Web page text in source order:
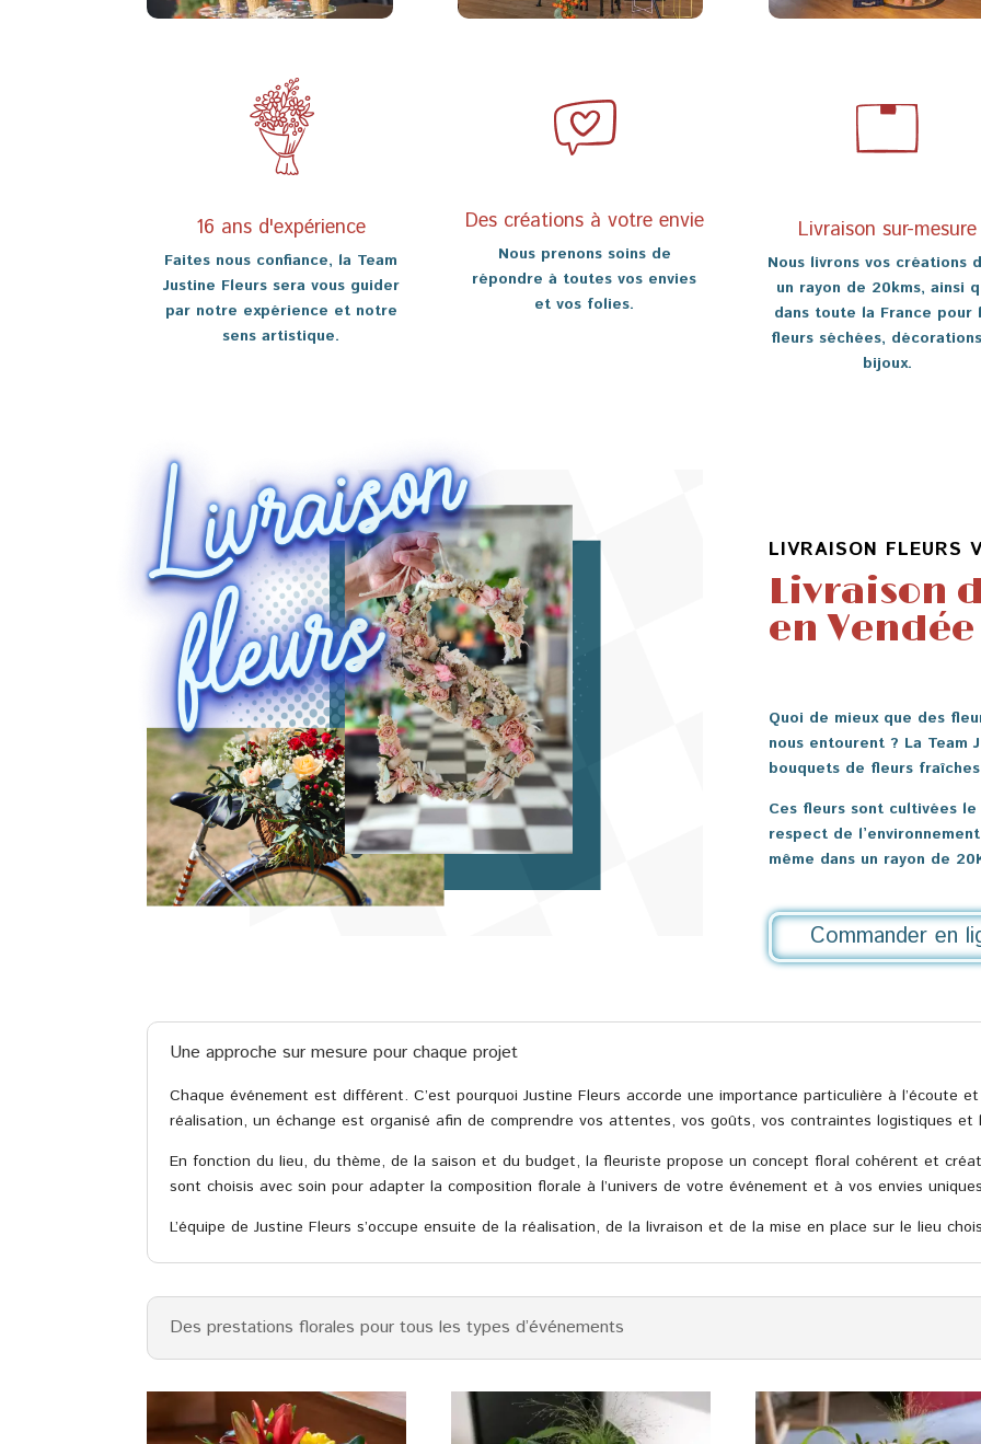
16 ans d'expérience
Faites nous confiance, la Team
Justine Fleurs sera vous guider
par notre expérience et notre
sens artistique.
Des créations à votre envie
Nous prenons soins de
répondre à toutes vos envies
et vos folies.
Livraison sur-mesure
Nous livrons vos créations
un rayon de 20kms, ainsi
dans toute la France pour
fleurs séchées,
bijoux.
LIVRAISON FLEURS
Livraison
en Vendée
Quoi de mieux que des
nous entourent ? La Team
bouquets de fleurs
Ces fleurs sont cultivées
respect de
même dans un rayon de
Commander en
Une approche sur mesure pour chaque projet
Chaque événement est différent. C’est pourquoi Justine Fleurs accorde une importance particulière à l’écoute
réalisation, un échange est organisé afin de comprendre vos attentes, vos goûts, vos contraintes logistiques et
En fonction du lieu, du thème, de la saison et du budget, la fleuriste propose un concept floral cohérent et
sont choisis avec soin pour adapter la composition florale à l’univers de votre événement et à vos envies
L’équipe de Justine Fleurs s’occupe ensuite de la réalisation, de la livraison et de la mise en place sur le lieu
Des prestations florales pour tous les types d’événements